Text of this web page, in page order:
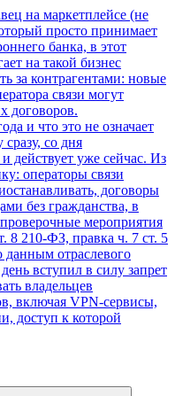
на маркетплейсе (не
просто принимает
банка, в этот
на такой бизнес
за контрагентами: новые
связи могут
договоров.
и что это не означает
со дня
действует уже сейчас. Из
операторы связи
договоры
без гражданства, в
мероприятия
8 210-ФЗ, правка ч. 7 ст. 5
отраслевого
вступил в силу запрет
владельцев
включая VPN-сервисы,
доступ к которой